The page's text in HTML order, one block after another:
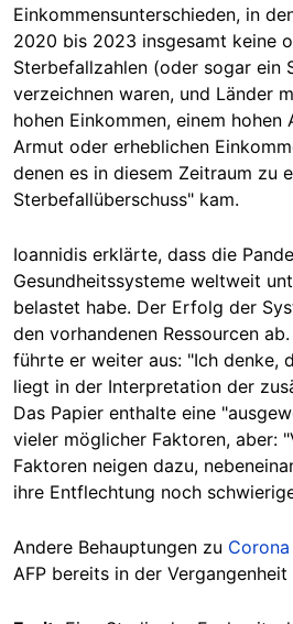
Einkommensunterschieden, in
2020 bis 2023 insgesamt keine
Sterbefallzahlen (oder sogar ein
verzeichnen waren, und Länder
hohen Einkommen, einem hohen
Armut oder erheblichen
denen es in diesem Zeitraum zu
Sterbefallüberschuss" kam.
Ioannidis erklärte, dass die
Gesundheitssysteme weltweit
belastet habe. Der Erfolg der
den vorhandenen Ressourcen
führte er weiter aus: "Ich denke,
liegt in der Interpretation der
Das Papier enthalte eine
vieler möglicher Faktoren, aber: "
Faktoren neigen dazu,
ihre Entflechtung noch
Andere Behauptungen zu Corona
AFP bereits in der